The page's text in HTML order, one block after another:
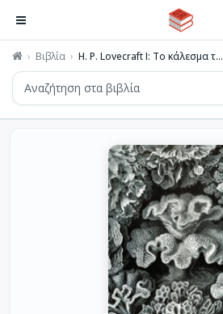
Βιβλία H. P. Lovecraft I: Το κάλεσμα τ...